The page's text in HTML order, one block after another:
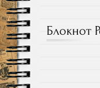
Блокнот